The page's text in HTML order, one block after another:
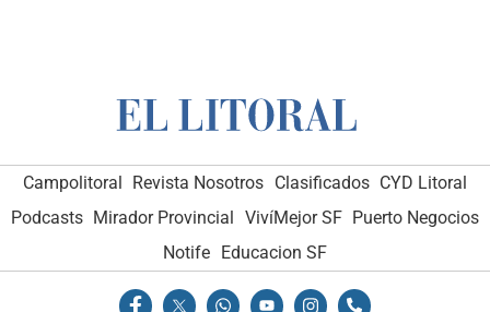
Campolitoral Revista Nosotros Clasificados CYD Litoral
Podcasts Mirador Provincial VivíMejor SF Puerto Negocios
Notife
Educacion SF